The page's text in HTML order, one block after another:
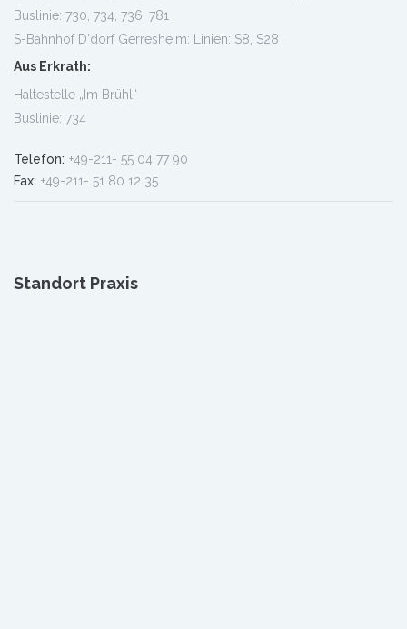
Buslinie: 730, 734, 736, 781
S-Bahnhof D'dorf Gerresheim: Linien: S8, S28
Aus Erkrath:
Haltestelle „Im Brühl“
Buslinie: 734
Telefon: +49-211- 55 04 77 90
Fax: +49-211- 51 80 12 35
Standort Praxis